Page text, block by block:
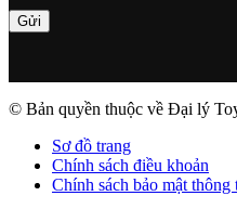
© Bản quyền thuộc về Đại lý
Sơ đồ trang
Chính sách điều khoản
Chính sách bảo mật thông